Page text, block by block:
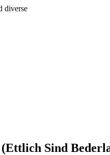
diverse
Sind